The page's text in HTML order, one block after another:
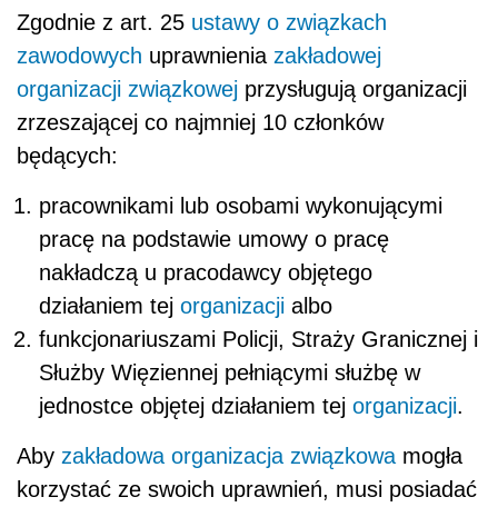
Zgodnie z art. 25 ustawy o związkach
zawodowych uprawnienia zakładowej
organizacji związkowej przysługują organizacji
zrzeszającej co najmniej 10 członków
będących:
pracownikami lub osobami wykonującymi
pracę na podstawie umowy o pracę
nakładczą u pracodawcy objętego
działaniem tej organizacji albo
funkcjonariuszami Policji, Straży Granicznej i
Służby Więziennej pełniącymi służbę w
jednostce objętej działaniem tej organizacji.
Aby zakładowa organizacja związkowa mogła
korzystać ze swoich uprawnień, musi posiadać